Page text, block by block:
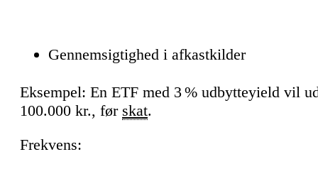
Gennemsigtighed i afkastkilder
Eksempel: En ETF med 3 % udbytteyield vil
100.000 kr., før skat.
Frekvens: